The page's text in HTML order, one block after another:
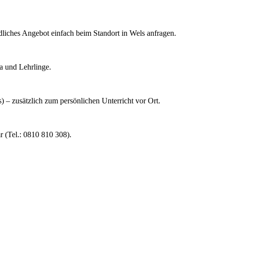
Angebot einfach beim Standort in Wels anfragen.
und Lehrlinge.
zusätzlich zum persönlichen Unterricht vor Ort.
(Tel.: 0810 810 308).